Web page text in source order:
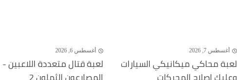
أغسطس 7, 2026
لعبة محاكي ميكانيكي السيارات
أغسطس 6, 2026
لعبة قتال متعددة اللاعبين -